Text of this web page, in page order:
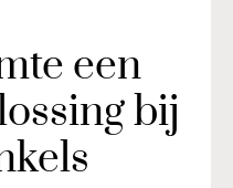
een
bij